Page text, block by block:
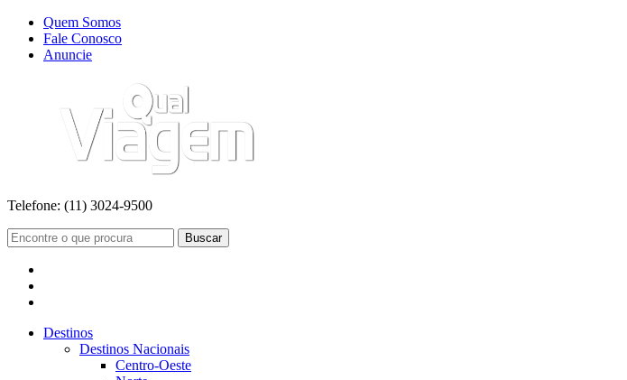
Quem Somos
Fale Conosco
Anuncie
Telefone: (11) 3024-9500
Buscar
Destinos
Destinos Nacionais
Centro-Oeste